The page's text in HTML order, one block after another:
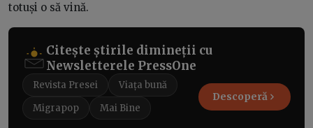
totuși o să vină.
Citește știrile dimineții cu
Newsletterele PressOne
Revista Presei
Viața bună
Migrapop
Mai Bine
Descoperă